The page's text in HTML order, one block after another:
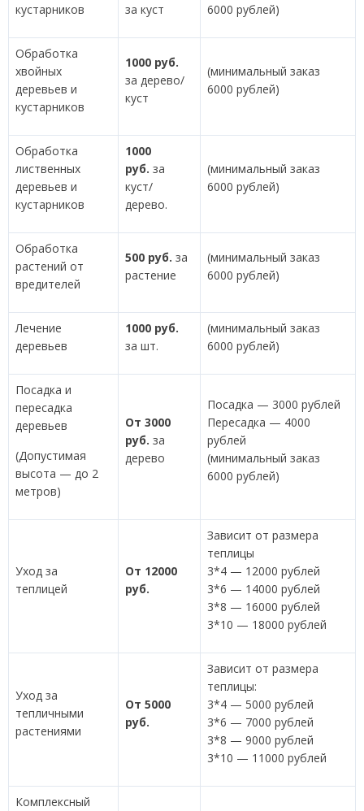
кустарников
за куст
6000 рублей)
Обработка
хвойных
деревьев и
кустарников
1000 руб.
за дерево/
куст
(минимальный заказ
6000 рублей)
Обработка
лиственных
деревьев и
кустарников
1000
руб. за
куст/
дерево.
(минимальный заказ
6000 рублей)
Обработка
растений от
вредителей
500 руб. за
растение
(минимальный заказ
6000 рублей)
Лечение
деревьев
1000 руб.
за шт.
(минимальный заказ
6000 рублей)
Посадка и
пересадка
деревьев
(Допустимая
высота — до 2
метров)
От 3000
руб. за
дерево
Посадка — 3000 рублей
Пересадка — 4000
рублей
(минимальный заказ
6000 рублей)
Уход за
теплицей
От 12000
руб.
Зависит от размера
теплицы
3*4 — 12000 рублей
3*6 — 14000 рублей
3*8 — 16000 рублей
3*10 — 18000 рублей
Уход за
тепличными
растениями
От 5000
руб.
Зависит от размера
теплицы:
3*4 — 5000 рублей
3*6 — 7000 рублей
3*8 — 9000 рублей
3*10 — 11000 рублей
Комплексный